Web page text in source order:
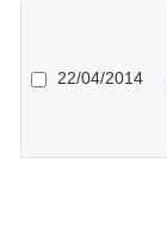
22/04/2014